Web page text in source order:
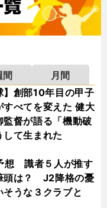
間
月間
】創部10年目の甲子
すべてを変えた 健大
監督が語る「機動破
して生まれた
想 識者５人が推す
頭は？ J2降格の憂
そうな３クラブと